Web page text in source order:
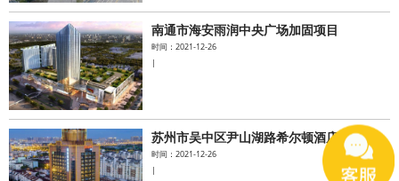
南通市海安雨润中央广场加固项目
时间：2021-12-26
|
苏州市吴中区尹山湖路希尔顿酒店项目
时间：2021-12-26
|